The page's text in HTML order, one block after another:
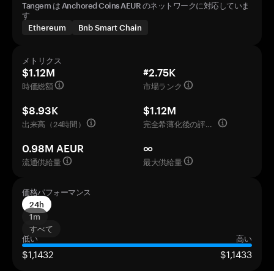
Tangem は Anchored Coins AEUR のネットワークに対応していま
す
Ethereum
Bnb Smart Chain
メトリクス
$1.12M
時価総額
#2.75K
市場ランク
$8.93K
出来高（24時間）
$1.12M
完全希薄化後の評価額
0.98M AEUR
流通供給量
∞
最大供給量
価格パフォーマンス
24h
1m
すべて
低い
高い
$1,1432 $1,1433